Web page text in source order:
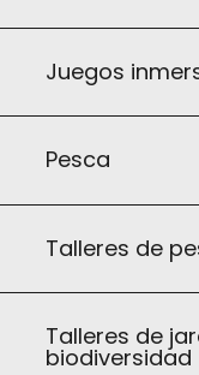
Juegos
Pesca
Talleres de
Talleres de
biodiversidad